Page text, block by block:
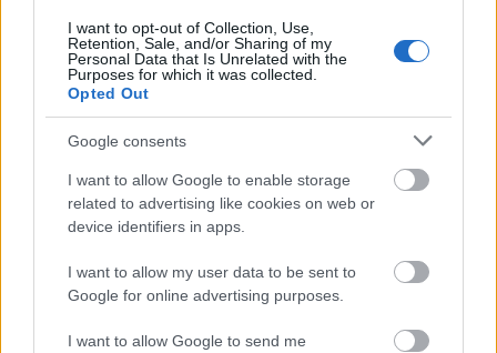
I want to opt-out of Collection, Use,
Retention, Sale, and/or Sharing of my
Personal Data that Is Unrelated with the
Purposes for which it was collected.
Opted Out
Google consents
I want to allow Google to enable storage
related to advertising like cookies on web or
device identifiers in apps.
I want to allow my user data to be sent to
Google for online advertising purposes.
I want to allow Google to send me
SofaScore-Puntuaciones: preguntas más frecuentes
SofaScore, la prestigiosa app y
otorgar las calificaciones por
rendimiento de los futbolistas en
Comunio.es. A continuación
respondemos las preguntas más
frecuentes sobre SofaScore.
Athletic